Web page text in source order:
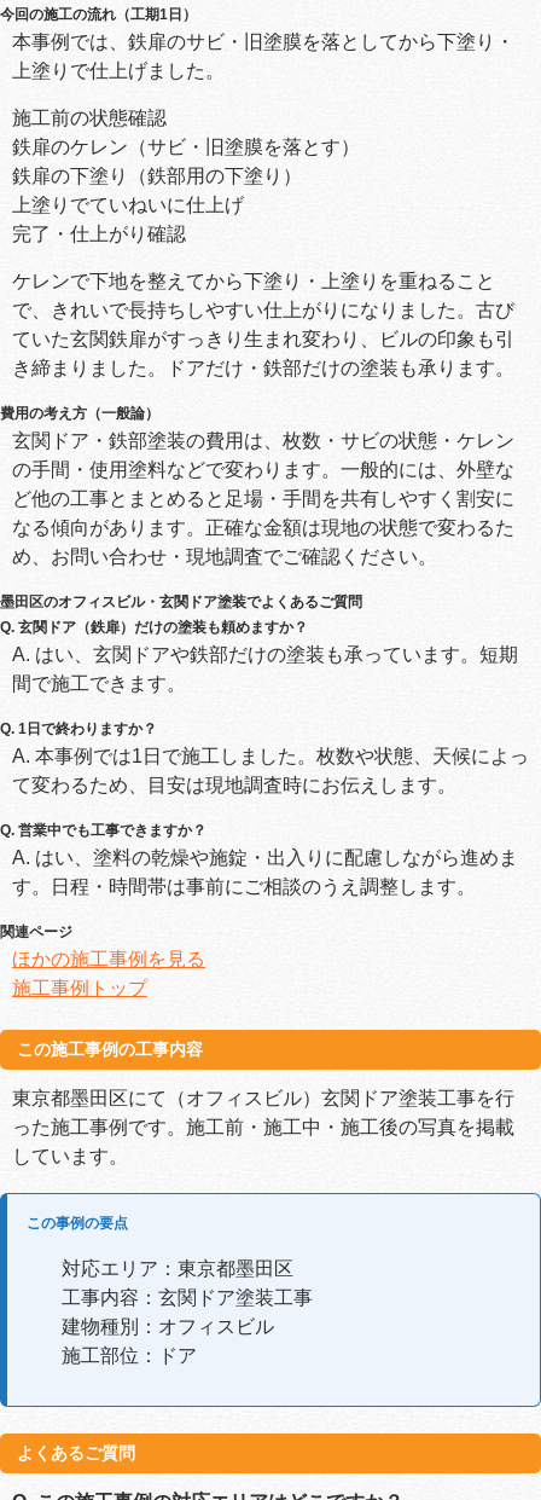
今回の施工の流れ（工期1日）
本事例では、鉄扉のサビ・旧塗膜を落としてから下塗り・
上塗りで仕上げました。
施工前の状態確認
鉄扉のケレン（サビ・旧塗膜を落とす）
鉄扉の下塗り（鉄部用の下塗り）
上塗りでていねいに仕上げ
完了・仕上がり確認
ケレンで下地を整えてから下塗り・上塗りを重ねること
で、きれいで長持ちしやすい仕上がりになりました。古び
ていた玄関鉄扉がすっきり生まれ変わり、ビルの印象も引
き締まりました。ドアだけ・鉄部だけの塗装も承ります。
費用の考え方（一般論）
玄関ドア・鉄部塗装の費用は、枚数・サビの状態・ケレン
の手間・使用塗料などで変わります。一般的には、外壁な
ど他の工事とまとめると足場・手間を共有しやすく割安に
なる傾向があります。正確な金額は現地の状態で変わるた
め、お問い合わせ・現地調査でご確認ください。
墨田区のオフィスビル・玄関ドア塗装でよくあるご質問
Q. 玄関ドア（鉄扉）だけの塗装も頼めますか？
A. はい、玄関ドアや鉄部だけの塗装も承っています。短期
間で施工できます。
Q. 1日で終わりますか？
A. 本事例では1日で施工しました。枚数や状態、天候によっ
て変わるため、目安は現地調査時にお伝えします。
Q. 営業中でも工事できますか？
A. はい、塗料の乾燥や施錠・出入りに配慮しながら進めま
す。日程・時間帯は事前にご相談のうえ調整します。
関連ページ
ほかの施工事例を見る
施工事例トップ
この施工事例の工事内容
東京都墨田区にて（オフィスビル）玄関ドア塗装工事を行
った施工事例です。施工前・施工中・施工後の写真を掲載
しています。
この事例の要点
対応エリア：東京都墨田区
工事内容：玄関ドア塗装工事
建物種別：オフィスビル
施工部位：ドア
よくあるご質問